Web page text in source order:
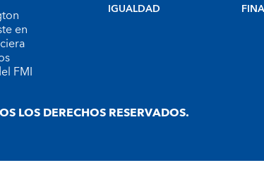
en
FMI
IGUALDAD
LOS DERECHOS RESERVADOS.